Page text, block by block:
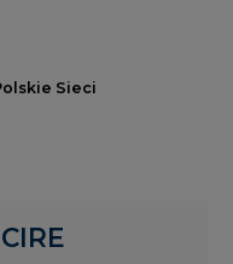
Sieci